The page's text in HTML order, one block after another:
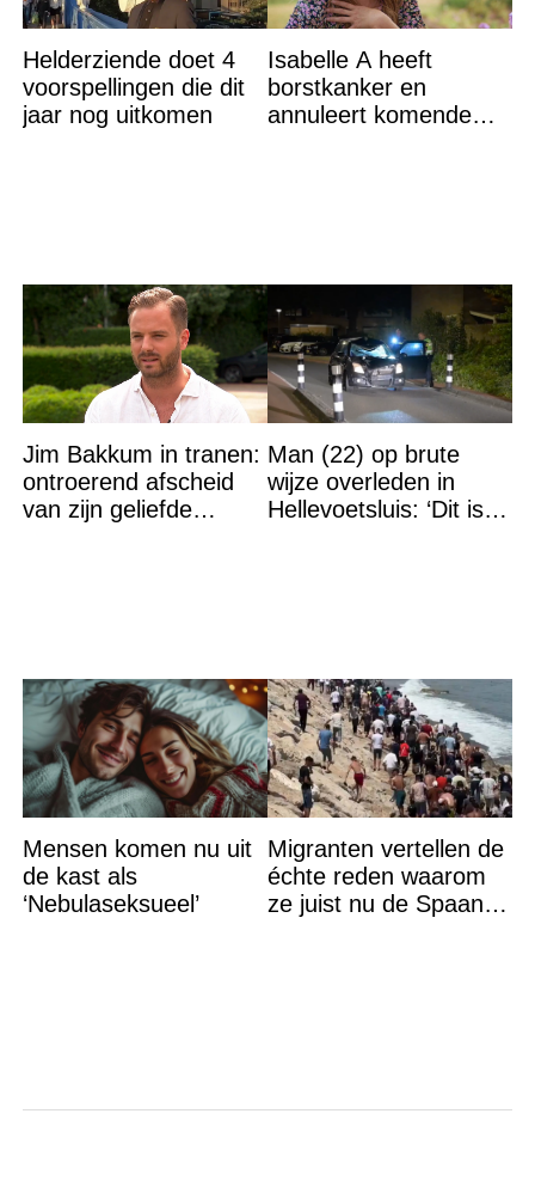
Helderziende doet 4
voorspellingen die dit
jaar nog uitkomen
Isabelle A heeft
borstkanker en
annuleert komende
Jim Bakkum in tranen:
ontroerend afscheid
van zijn geliefde
Man (22) op brute
wijze overleden in
Hellevoetsluis: ‘Dit is
Mensen komen nu uit
de kast als
‘Nebulaseksueel’
Migranten vertellen de
échte reden waarom
ze juist nu de Spaanse